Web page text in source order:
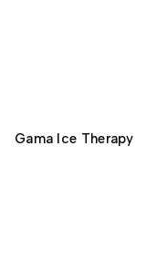
Gama Ice Therapy